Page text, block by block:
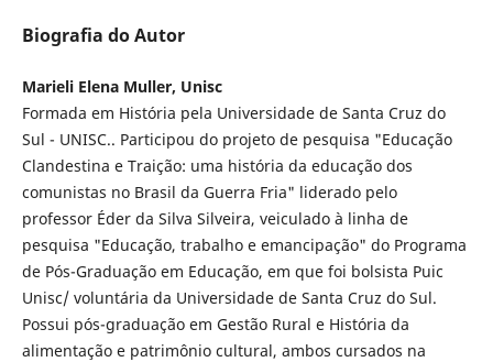
Biografia do Autor
Marieli Elena Muller, Unisc
Formada em História pela Universidade de Santa Cruz do
Sul - UNISC.. Participou do projeto de pesquisa "Educação
Clandestina e Traição: uma história da educação dos
comunistas no Brasil da Guerra Fria" liderado pelo
professor Éder da Silva Silveira, veiculado à linha de
pesquisa "Educação, trabalho e emancipação" do Programa
de Pós-Graduação em Educação, em que foi bolsista Puic
Unisc/ voluntária da Universidade de Santa Cruz do Sul.
Possui pós-graduação em Gestão Rural e História da
alimentação e patrimônio cultural, ambos cursados na